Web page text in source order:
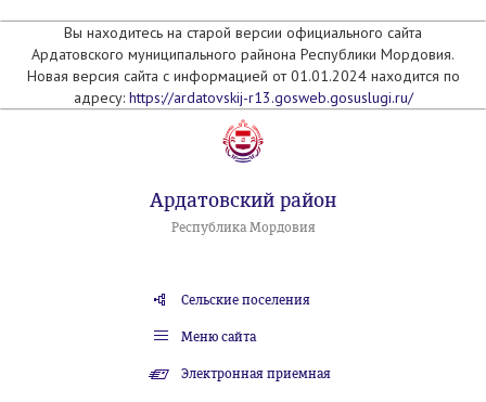
Вы находитесь на старой версии официального сайта
Ардатовского муниципального райнона Республики Мордовия.
Новая версия сайта с информацией от 01.01.2024 находится по
адресу: https://ardatovskij-r13.gosweb.gosuslugi.ru/
Ардатовский район
Республика Мордовия
Сельские поселения
Меню сайта
Электронная приемная